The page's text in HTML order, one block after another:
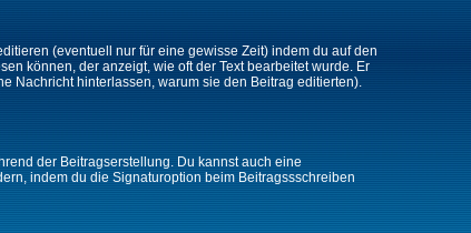
(eventuell nur für eine gewisse Zeit) indem du auf den
können, der anzeigt, wie oft der Text bearbeitet wurde. Er
Nachricht hinterlassen, warum sie den Beitrag editierten).
der Beitragserstellung. Du kannst auch eine
indem du die Signaturoption beim Beitragssschreiben